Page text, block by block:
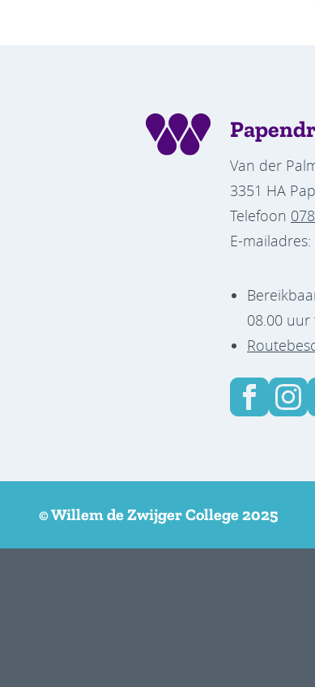
Van der
3351 HA
Telefoon
E-
08.00
© Willem de Zwijger College 2025